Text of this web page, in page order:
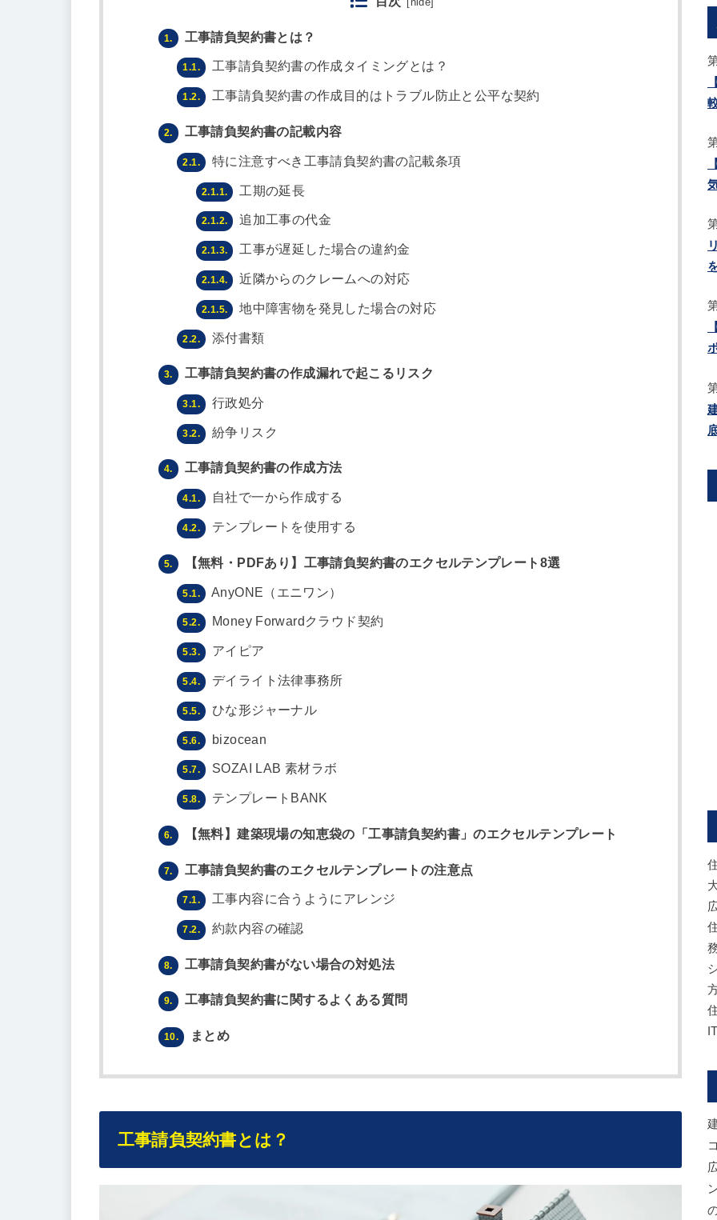
hide
1. 工事請負契約書とは？
1.1. 工事請負契約書の作成タイミングとは？
1.2. 工事請負契約書の作成目的はトラブル防止と公平な契約
2. 工事請負契約書の記載内容
2.1. 特に注意すべき工事請負契約書の記載条項
2.1.1. 工期の延長
2.1.2. 追加工事の代金
2.1.3. 工事が遅延した場合の違約金
2.1.4. 近隣からのクレームへの対応
2.1.5. 地中障害物を発見した場合の対応
2.2. 添付書類
3. 工事請負契約書の作成漏れで起こるリスク
3.1. 行政処分
3.2. 紛争リスク
4. 工事請負契約書の作成方法
4.1. 自社で一から作成する
4.2. テンプレートを使用する
5. 【無料・PDFあり】工事請負契約書のエクセルテンプレート8選
5.1. AnyONE（エニワン）
5.2. Money Forwardクラウド契約
5.3. アイピア
5.4. デイライト法律事務所
5.5. ひな形ジャーナル
5.6. bizocean
5.7. SOZAI LAB 素材ラボ
5.8. テンプレートBANK
6. 【無料】建築現場の知恵袋の「工事請負契約書」のエクセルテンプレート
7. 工事請負契約書のエクセルテンプレートの注意点
7.1. 工事内容に合うようにアレンジ
7.2. 約款内容の確認
8. 工事請負契約書がない場合の対処法
9. 工事請負契約書に関するよくある質問
10. まとめ
工事請負契約書とは？